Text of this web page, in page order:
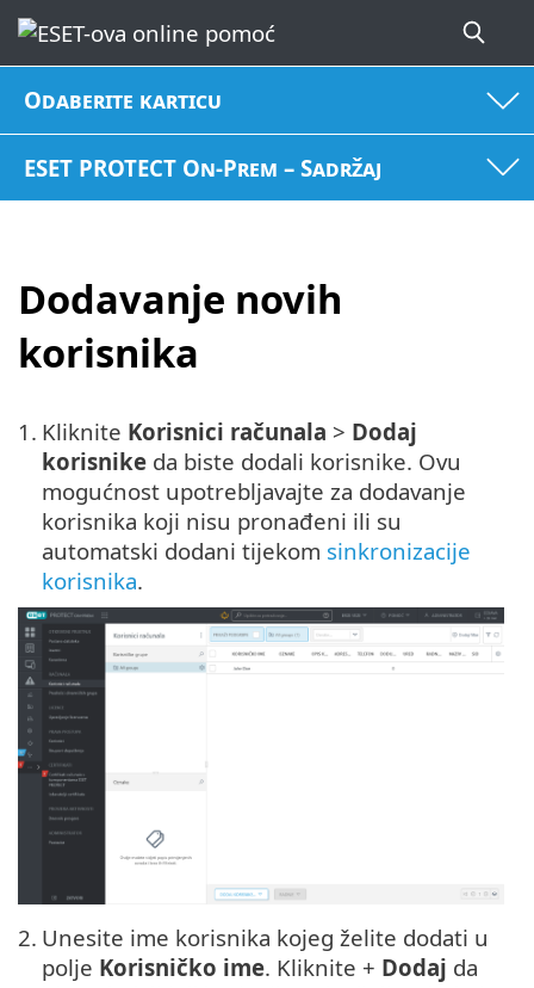
Odaberite karticu
ESET PROTECT On-Prem – Sadržaj
Dodavanje novih
korisnika
1. Kliknite Korisnici računala > Dodaj
korisnike da biste dodali korisnike. Ovu
mogućnost upotrebljavajte za dodavanje
korisnika koji nisu pronađeni ili su
automatski dodani tijekom sinkronizacije
korisnika.
2. Unesite ime korisnika kojeg želite dodati u
polje Korisničko ime. Kliknite + Dodaj da